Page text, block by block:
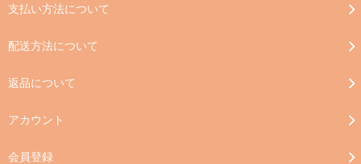
支払い方法について
配送方法について
返品について
アカウント
会員登録